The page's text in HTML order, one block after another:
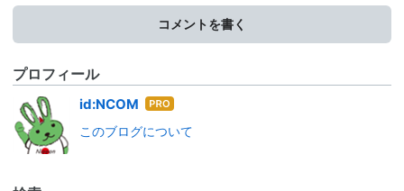
コメントを書く
プロフィール
id:NCOM はて
ログ
このブログについて